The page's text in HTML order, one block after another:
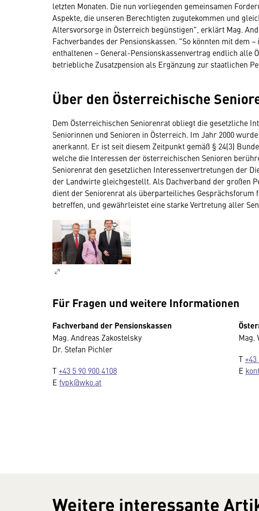
letzten Monaten. Die nun vorliegenden gemeinsamen
Aspekte, die unseren Berechtigten zugutekommen und
Altersvorsorge in Österreich begünstigen", erklärt Mag.
Fachverbandes der Pensionskassen. "So könnten mit dem
enthaltenen − General-Pensionskassenvertrag endlich alle
betriebliche Zusatzpension als Ergänzung zur staatlichen
Über den Österreichische
Dem Österreichischen Seniorenrat obliegt die gesetzliche
Seniorinnen und Senioren in Österreich. Im Jahr 2000
anerkannt. Er ist seit diesem Zeitpunkt gemäß § 24(3)
welche die Interessen der österreichischen Senioren
Seniorenrat den gesetzlichen Interessenvertretungen der
der Landwirte gleichgestellt. Als Dachverband der großen
dient der Seniorenrat als überparteiliches Gesprächsforum
betreffen, und gewährleistet eine starke Vertretung aller
Für Fragen und weitere Informationen
Fachverband der Pensionskassen
Mag. Andreas Zakostelsky
Dr. Stefan Pichler
T+43 5 90 900 4108
E fvpk@wko.at
Mag.
T+43
E
Weitere interessante